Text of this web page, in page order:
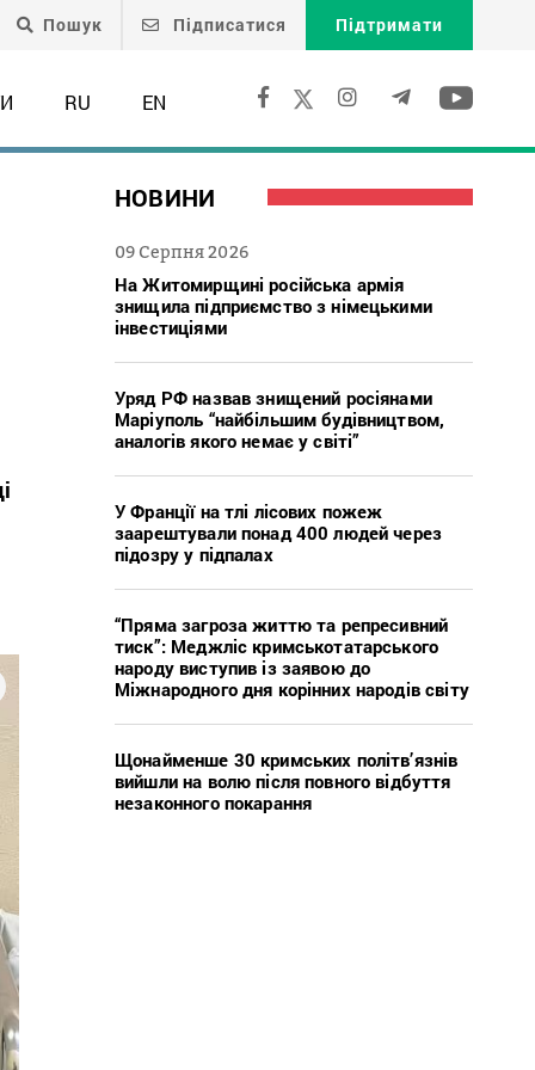
Пошук Підписатися Підтримати
RU EN
НОВИНИ
09 Серпня 2026
На Житомирщині російська армія
знищила підприємство з німецькими
інвестиціями
Уряд РФ назвав знищений росіянами
Маріуполь “найбільшим будівництвом,
аналогів якого немає у світі”
У Франції на тлі лісових пожеж
заарештували понад 400 людей через
підозру у підпалах
“Пряма загроза життю та репресивний
тиск”: Меджліс кримськотатарського
народу виступив із заявою до
Міжнародного дня корінних народів світу
Щонайменше 30 кримських політв’язнів
вийшли на волю після повного відбуття
незаконного покарання